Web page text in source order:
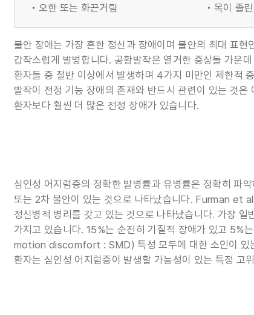
오한 또는 화끈거림
목이 졸
불안 장애는 가장 흔한 정신과 장애이며 불안의 최대 표
갑작스럽게 발병합니다. 공황발작은 열거한 증상들 가운
환자들 중 절반 이상에서 발생하며 4가지 미만인 제한적
발작이 전정 기능 장애의 존재와 반드시 관련이 있는 것
환자보다 훨씬 더 많은 전정 장애가 있습니다.
심인성 어지럼증의 정확한 발병률과 유병률은 정확히 파
또는 2차 불안이 있는 것으로 나타났습니다. Furman et
정신병적 병리를 갖고 있는 것으로 나타났습니다. 가장
가지고 있습니다. 15%는 순전히 기질적 장애가 있고 5%
motion discomfort : SMD) 특성 모두에 대한 소인이 있
환자는 심인성 어지럼증이 발생할 가능성이 있는 특정 고